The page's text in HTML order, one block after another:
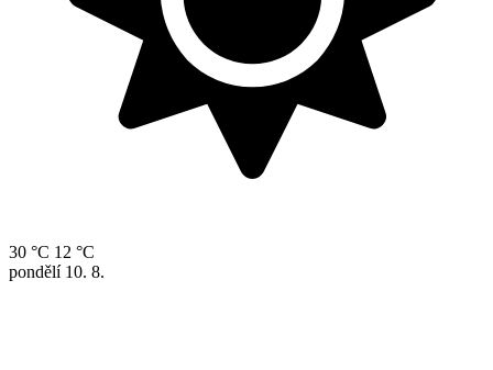
30 °C 12 °C
pondělí 10. 8.